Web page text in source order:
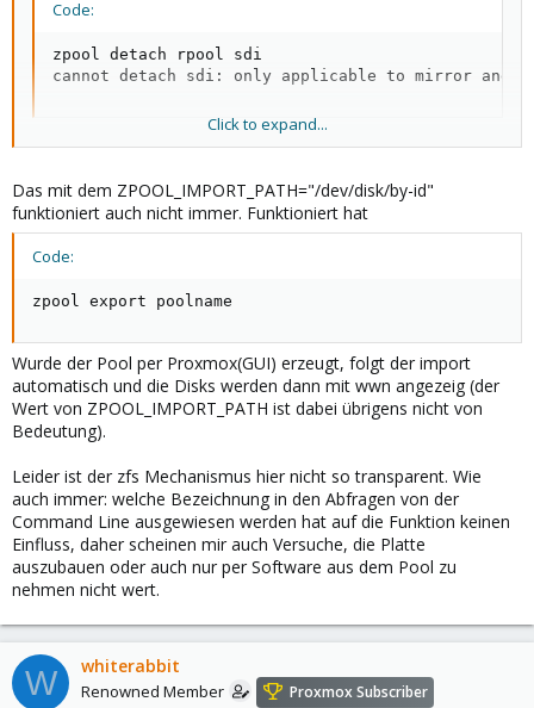
Code:
zpool detach rpool sdi
cannot detach sdi: only applicable to mirror and
Ich habe aber gerade noch den anderen Weg ausprobiert und
unter
ZPOOL_IMPORT_PATH="/dev/disk/by-id"
rausziehen und in einem anderen Rechner z.B. eine neue UID
Click to expand...
Das mit dem ZPOOL_IMPORT_PATH="/dev/disk/by-id"
funktioniert auch nicht immer. Funktioniert hat
Code:
zpool export poolname
Wurde der Pool per Proxmox(GUI) erzeugt, folgt der import
automatisch und die Disks werden dann mit wwn angezeig (der
Wert von ZPOOL_IMPORT_PATH ist dabei übrigens nicht von
Bedeutung).
Leider ist der zfs Mechanismus hier nicht so transparent. Wie
auch immer: welche Bezeichnung in den Abfragen von der
Command Line ausgewiesen werden hat auf die Funktion keinen
Einfluss, daher scheinen mir auch Versuche, die Platte
auszubauen oder auch nur per Software aus dem Pool zu
nehmen nicht wert.
W whiterabbit
Renowned Member Proxmox Subscriber